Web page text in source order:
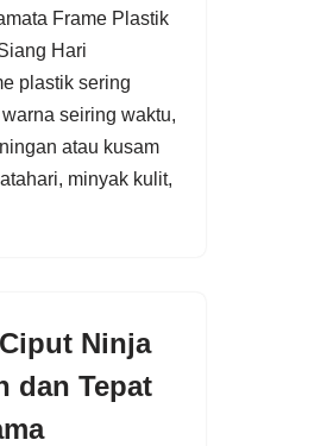
Frame Plastik
Hari
plastik sering
seiring waktu,
atau kusam
minyak kulit,
Ninja
dan Tepat